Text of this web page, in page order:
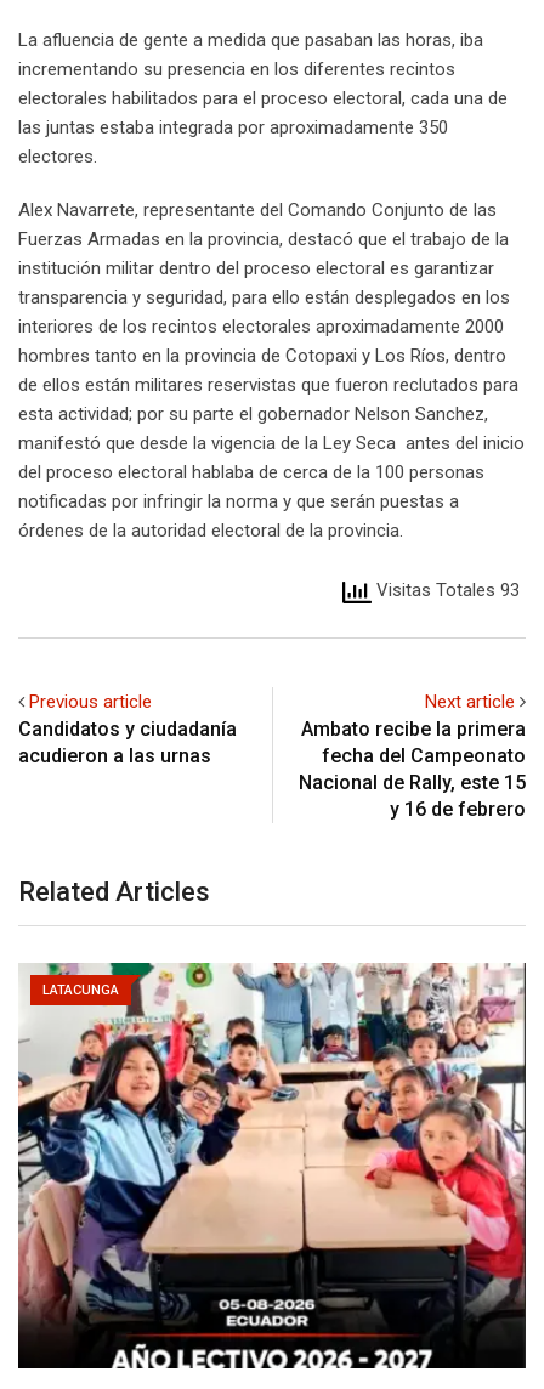
La afluencia de gente a medida que pasaban las horas, iba
incrementando su presencia en los diferentes recintos
electorales habilitados para el proceso electoral, cada una de
las juntas estaba integrada por aproximadamente 350
electores.
Alex Navarrete, representante del Comando Conjunto de las
Fuerzas Armadas en la provincia, destacó que el trabajo de la
institución militar dentro del proceso electoral es garantizar
transparencia y seguridad, para ello están desplegados en los
interiores de los recintos electorales aproximadamente 2000
hombres tanto en la provincia de Cotopaxi y Los Ríos, dentro
de ellos están militares reservistas que fueron reclutados para
esta actividad; por su parte el gobernador Nelson Sanchez,
manifestó que desde la vigencia de la Ley Seca antes del inicio
del proceso electoral hablaba de cerca de la 100 personas
notificadas por infringir la norma y que serán puestas a
órdenes de la autoridad electoral de la provincia.
Visitas Totales 93
Previous article
Candidatos y ciudadanía
acudieron a las urnas
Next article
Ambato recibe la primera
fecha del Campeonato
Nacional de Rally, este 15
y 16 de febrero
Related Articles
LATACUNGA